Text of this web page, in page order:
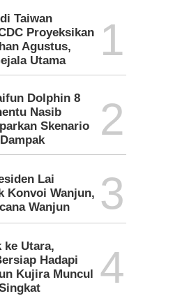
Taiwan
Proyeksikan
Agustus,
Utama
1
Dolphin 8
Nasib
Skenario
2
Lai
Konvoi Wanjun,
Wanjun
3
ke Utara,
Hadapi
Kujira Muncul 4